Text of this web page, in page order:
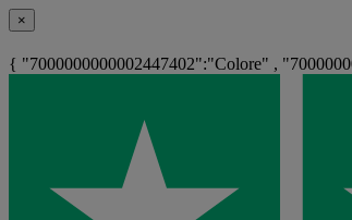
×
{ "7000000000002447402":"Colore" ,